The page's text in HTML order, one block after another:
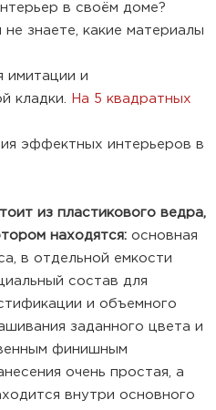
в своём доме?
знаете, какие материалы
имитации и
кладки.
На 5 квадратных
эффектных интерьеров в
из пластикового ведра,
находятся: основная
в отдельной емкости
состав для
и объемного
заданного цвета и
финишным
очень простая, а
внутри основного